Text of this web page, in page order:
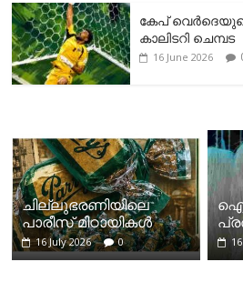
കേപ്
കാലിടറി ചെമ്പട
16 June 2026
ചില്ലുഭരണിയിലെ
പാരീസ് മിഠായികള്‍
16 July 2026 0